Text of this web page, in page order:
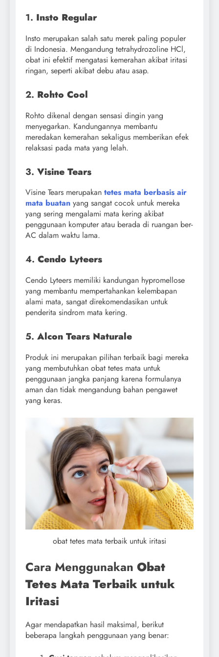
1. Insto Regular
Insto merupakan salah satu merek paling populer
di Indonesia. Mengandung tetrahydrozoline HCl,
obat ini efektif mengatasi kemerahan akibat iritasi
ringan, seperti akibat debu atau asap.
2. Rohto Cool
Rohto dikenal dengan sensasi dingin yang
menyegarkan. Kandungannya membantu
meredakan kemerahan sekaligus memberikan efek
relaksasi pada mata yang lelah.
3. Visine Tears
Visine Tears merupakan tetes mata berbasis air
mata buatan yang sangat cocok untuk mereka
yang sering mengalami mata kering akibat
penggunaan komputer atau berada di ruangan ber-
AC dalam waktu lama.
4. Cendo Lyteers
Cendo Lyteers memiliki kandungan hypromellose
yang membantu mempertahankan kelembapan
alami mata, sangat direkomendasikan untuk
penderita sindrom mata kering.
5. Alcon Tears Naturale
Produk ini merupakan pilihan terbaik bagi mereka
yang membutuhkan obat tetes mata untuk
penggunaan jangka panjang karena formulanya
aman dan tidak mengandung bahan pengawet
yang keras.
obat tetes mata terbaik untuk iritasi
Cara Menggunakan Obat
Tetes Mata Terbaik untuk
Iritasi
Agar mendapatkan hasil maksimal, berikut
beberapa langkah penggunaan yang benar: